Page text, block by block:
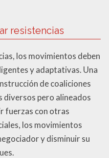
resistencias
los movimientos deben
y adaptativas. Una
de coaliciones
diversos pero alineados
fuerzas con otras
los movimientos
y disminuir su